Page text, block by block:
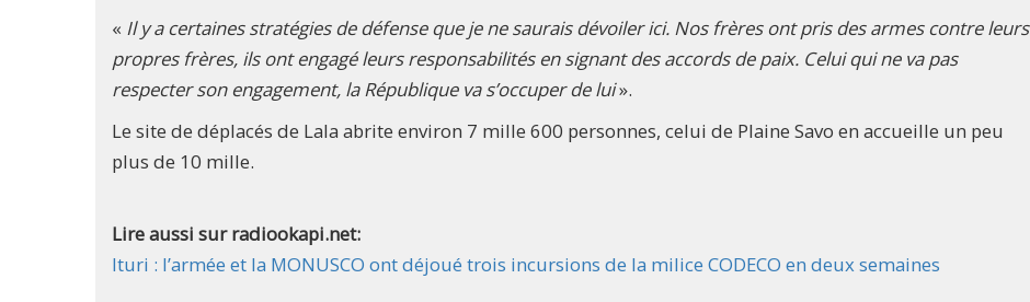
« Il y a certaines stratégies de défense que je ne saurais dévoiler ici. Nos frères ont pris des armes contre leurs
propres frères, ils ont engagé leurs responsabilités en signant des accords de paix. Celui qui ne va pas
respecter son engagement, la République va s’occuper de lui».
Le site de déplacés de Lala abrite environ 7 mille 600 personnes, celui de Plaine Savo en accueille un peu
plus de 10 mille.
Lire aussi sur radiookapi.net:
Ituri : l’armée et la MONUSCO ont déjoué trois incursions de la milice CODECO en deux semaines